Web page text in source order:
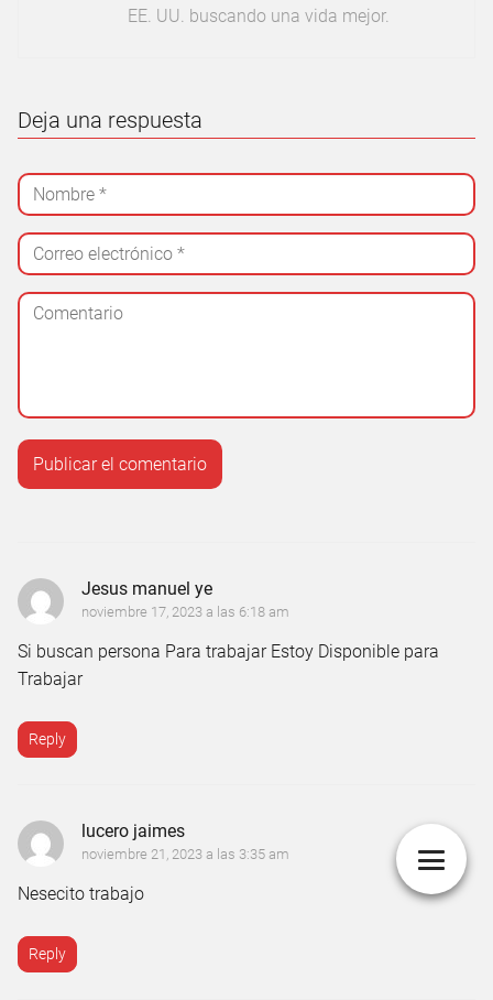
EE. UU. buscando una vida mejor.
Jesus manuel ye
noviembre 17, 2023 a las 6:18 am
Si buscan persona Para trabajar Estoy Disponible para
Trabajar
Reply
lucero jaimes
noviembre 21, 2023 a las 3:35 am
Nesecito trabajo
Reply
Deja una respuesta